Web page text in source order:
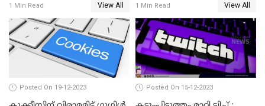
1 Min Read View All
തുടരുകയാണ് ജയിംസ് വെബ്
1 Min Read View All
Posted On 19-12-2023 Posted On 15-12-2023